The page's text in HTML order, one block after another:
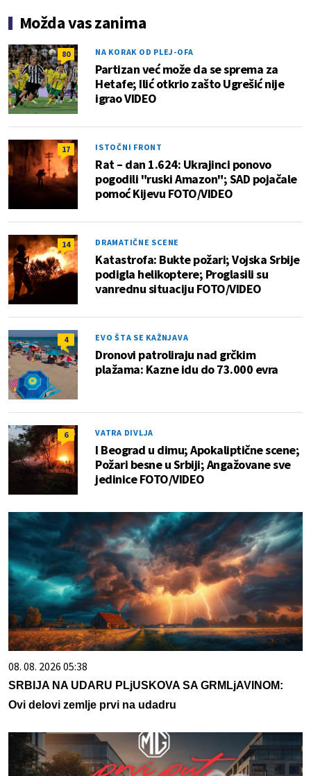
Možda vas zanima
80 NA KORAK OD PLEJ-OFA
Partizan već može da se sprema za
Hetafe; Ilić otkrio zašto Ugrešić nije
igrao VIDEO
17 ISTOČNI FRONT
Rat – dan 1.624: Ukrajinci ponovo
pogodili "ruski Amazon"; SAD pojačale
pomoć Kijevu FOTO/VIDEO
14 DRAMATIČNE SCENE
Katastrofa: Bukte požari; Vojska Srbije
podigla helikoptere; Proglasili su
vanrednu situaciju FOTO/VIDEO
4 EVO ŠTA SE KAŽNJAVA
Dronovi patroliraju nad grčkim
plažama: Kazne idu do 73.000 evra
6 VATRA DIVLJA
I Beograd u dimu; Apokaliptične scene;
Požari besne u Srbiji; Angažovane sve
jedinice FOTO/VIDEO
08. 08. 2026 05:38
SRBIJA NA UDARU PLjUSKOVA SA GRMLjAVINOM:
Ovi delovi zemlje prvi na udadru